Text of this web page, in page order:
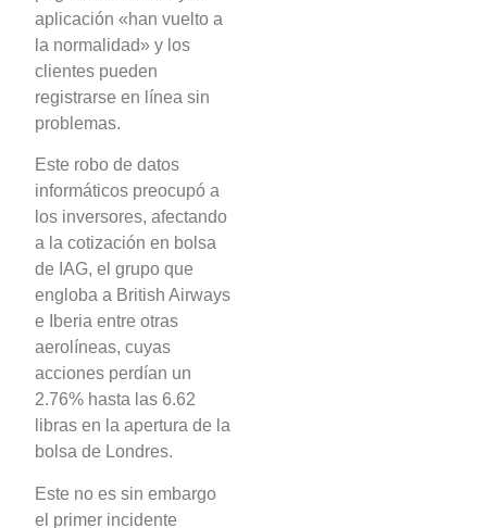
aplicación «han vuelto a
la normalidad» y los
clientes pueden
registrarse en línea sin
problemas.
Este robo de datos
informáticos preocupó a
los inversores, afectando
a la cotización en bolsa
de IAG, el grupo que
engloba a British Airways
e Iberia entre otras
aerolíneas, cuyas
acciones perdían un
2.76% hasta las 6.62
libras en la apertura de la
bolsa de Londres.
Este no es sin embargo
el primer incidente